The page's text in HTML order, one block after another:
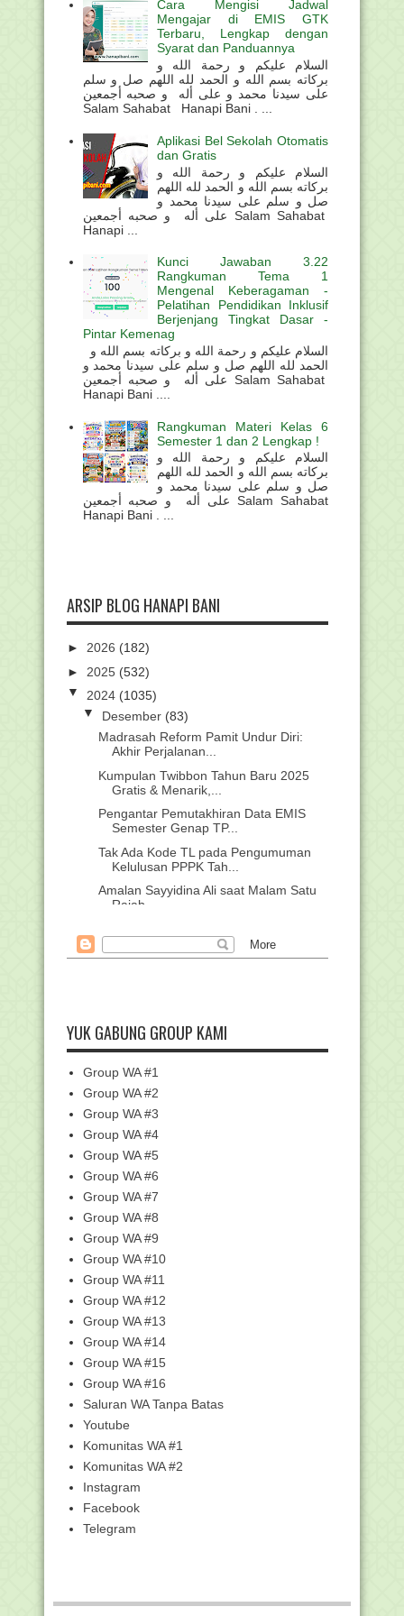
Cara Mengisi Jadwal
Mengajar di EMIS GTK
Terbaru, Lengkap dengan
Syarat dan Panduannya
السلام عليكم و رحمة الله و
بركاته بسم الله و الحمد لله اللهم صل و سلم
على سيدنا محمد و على أله و صحبه أجمعين
Salam Sahabat Hanapi Bani . ...
Aplikasi Bel Sekolah Otomatis
dan Gratis
السلام عليكم و رحمة الله و
بركاته بسم الله و الحمد لله اللهم
صل و سلم على سيدنا محمد و
على أله و صحبه أجمعين Salam Sahabat
Hanapi ...
Kunci Jawaban 3.22
Rangkuman Tema 1
Mengenal Keberagaman -
Pelatihan Pendidikan Inklusif
Berjenjang Tingkat Dasar -
Pintar Kemenag
الحمد لله اللهم صل و سلم على سيدنا محمد و
على أله و صحبه أجمعين Salam Sahabat
Hanapi Bani ....
Rangkuman Materi Kelas 6
Semester 1 dan 2 Lengkap !
السلام عليكم و رحمة الله و
بركاته بسم الله و الحمد لله اللهم
صل و سلم على سيدنا محمد و
على أله و صحبه أجمعين Salam Sahabat
Hanapi Bani . ...
ARSIP BLOG HANAPI BANI
► 2026 (182)
► 2025 (532)
▼ 2024 (1035)
▼ Desember (83)
Madrasah Reform Pamit Undur Diri:
Akhir Perjalanan...
Kumpulan Twibbon Tahun Baru 2025
Gratis & Menarik,...
Pengantar Pemutakhiran Data EMIS
Semester Genap TP...
Tak Ada Kode TL pada Pengumuman
Kelulusan PPPK Tah...
Amalan Sayyidina Ali saat Malam Satu
Rajab
Pengadaan Pegawai Pemer...
Demi Ikut Tes CPNS Kemenag,
Perjuangan Calon PPPK di Maros, Ikuti
Tes SKTT dal...
Penyelenggaraan dan Panduan Logo
HAB ke-79 Kemente...
Update Rekap Data Nilai Rapor Siswa
Tingkat Akhir ...
ChatGPT Kini Hadir di WhatsApp,
Menyusul Meta AI
Unduh SK Penetapan Hasil Akreditasi
Sekolah, Madra...
Cara Ngobrol Asyik Biar Semua Kompak
di Dunia Pend...
Khutbah Jumat: Mari Tutup Akhir Tahun
dengan Berto...
14.720 Responden Ikuti Uji Publik
Panduan Implemen...
Dalil Tahlilan 3, 7, 25, 40, 100 Hari serta
Haul (...
10 Tempat Wisata di Amuntai Pas buat
Liburan
Cara Deteksi Kecerdasan Anak Lewat
KALENDER PENDIDIKAN MADRASAH
YUK GABUNG GROUP KAMI
Group WA #1
Group WA #2
Group WA #3
Group WA #4
Group WA #5
Group WA #6
Group WA #7
Group WA #8
Group WA #9
Group WA #10
Group WA #11
Group WA #12
Group WA #13
Group WA #14
Group WA #15
Group WA #16
Saluran WA Tanpa Batas
Youtube
Komunitas WA #1
Komunitas WA #2
Instagram
Facebook
Telegram